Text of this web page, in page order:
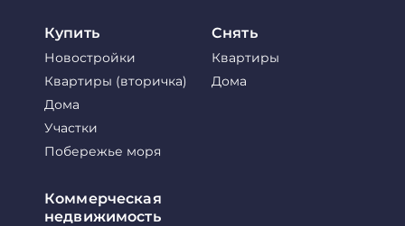
Купить
Новостройки
Квартиры (вторичка)
Дома
Участки
Побережье моря
Снять
Квартиры
Дома
Коммерческая
недвижимость